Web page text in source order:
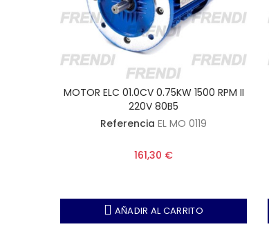
MOTOR ELC 01.0CV 0.75KW 1500 RPM II
220V 80B5
Referencia EL MO 0119
161,30 €
AÑADIR AL CARRITO